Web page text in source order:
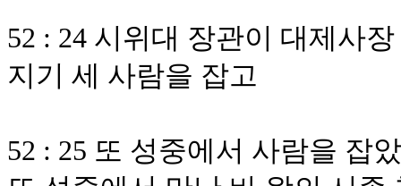
52 : 24 시위대 장관이 대제사
지기 세 사람을 잡고
52 : 25 또 성중에서 사람을 잡